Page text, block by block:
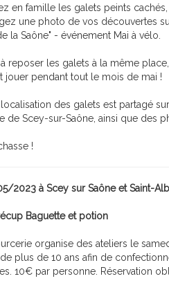
en famille les galets peints cachés,
une photo de vos découvertes
la Saône" - événement Mai à vélo.
à reposer les galets à la même
jouer pendant tout le mois de mai !
localisation des galets est partagé
de Scey-sur-Saône, ainsi que des
!
2023 à Scey sur Saône et Saint-
Baguette et potion
organise des ateliers le
plus de 10 ans afin de
10€ par personne. Réservation